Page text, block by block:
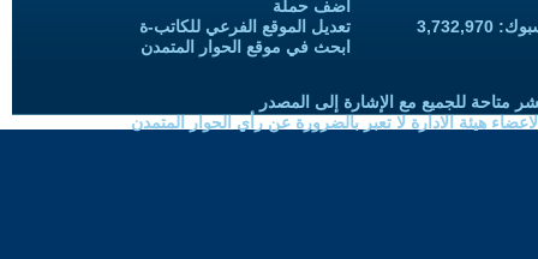
أضف حملة
تعديل الموقع الفرعي للكاتب-ة
ابحث في موقع الحوار المتمدن
متاحة للجميع مع الإشارة إلى المصدر
هيئة الادارة لا تعبر بالضرورة عن رأي الحوار المتمدن